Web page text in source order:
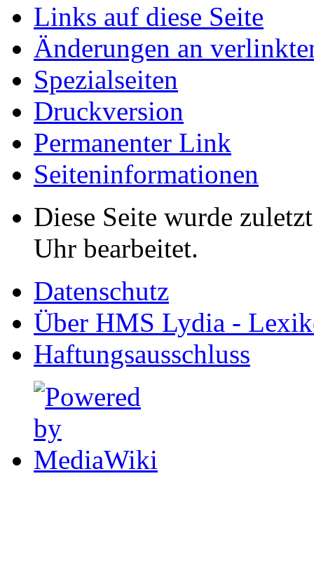
Links auf diese Seite
Änderungen an
Spezialseiten
Druckversion
Permanenter Link
Seiten­informationen
Diese Seite wurde
Uhr bearbeitet.
Datenschutz
Über HMS Lydia -
Haftungsausschluss